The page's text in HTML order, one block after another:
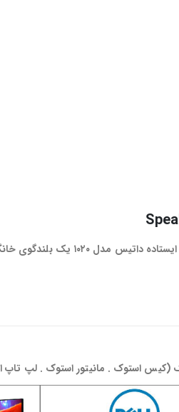
در کنار سایر قابلیت های خود همچون صفحه لمسی داشتن دارای ورودی اپتیکال نیز می باشد.
استوک . مانیتور استوک . لپ تاپ